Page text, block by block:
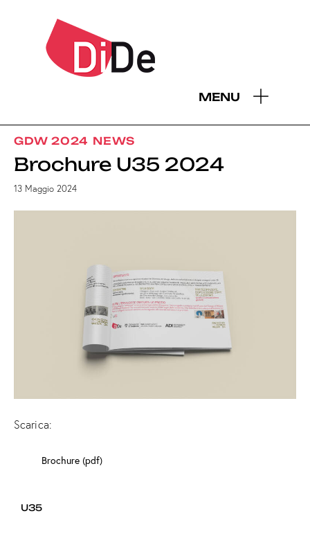
MENU
GDW 2024 NEWS
Brochure U35 2024
13 Maggio 2024
Scarica:
Brochure (pdf)
U35